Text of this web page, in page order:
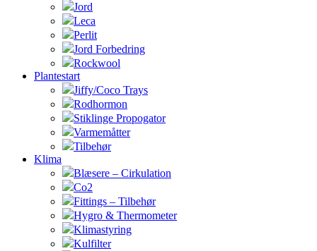
Jord
Leca
Perlit
Jord Forbedring
Rockwool
Plantestart
Jiffy/Coco Trays
Rodhormon
Stiklinge Propogator
Varmemåtter
Tilbehør
Klima
Blæsere – Cirkulation
Co2
Fittings – Tilbehør
Hygro & Thermometer
Klimastyring
Kulfilter